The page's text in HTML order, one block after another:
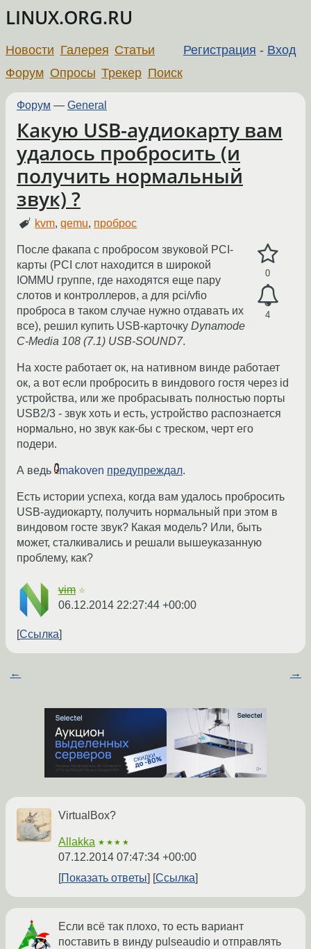
LINUX.ORG.RU
Регистрация - Вход
Новости Галерея Статьи
Форум Опросы Трекер Поиск
Форум — General
Какую USB-аудиокарту вам
удалось пробросить (и
получить нормальный
звук) ?
kvm,qemu, проброс
0
4
После факапа с пробросом звуковой PCI-
карты (PCI слот находится в широкой
IOMMU группе, где находятся еще пару
слотов и контроллеров, а для pci/vfio
проброса в таком случае нужно отдавать их
все), решил купить USB-карточку Dynamode
C-Media 108 (7.1) USB-SOUND7.
На хосте работает ок, на нативном винде работает
ок, а вот если пробросить в виндового гостя через id
устройства, или же пробрасывать полностью порты
USB2/3 - звук хоть и есть, устройство распознается
нормально, но звук как-бы с треском, черт его
подери.
А ведь makoven предупреждал.
Есть истории успеха, когда вам удалось пробросить
USB-аудиокарту, получить нормальный при этом в
виндовом госте звук? Какая модель? Или, быть
может, сталкивались и решали вышеуказанную
проблему, как?
vim ☆
06.12.2014 22:27:44 +00:00
Ссылка
← →
VirtualBox?
Allakka ★★★★
07.12.2014 07:47:34 +00:00
Показать ответы
Ссылка
Если всё так плохо, то есть вариант
поставить в винду pulseaudio и отправлять